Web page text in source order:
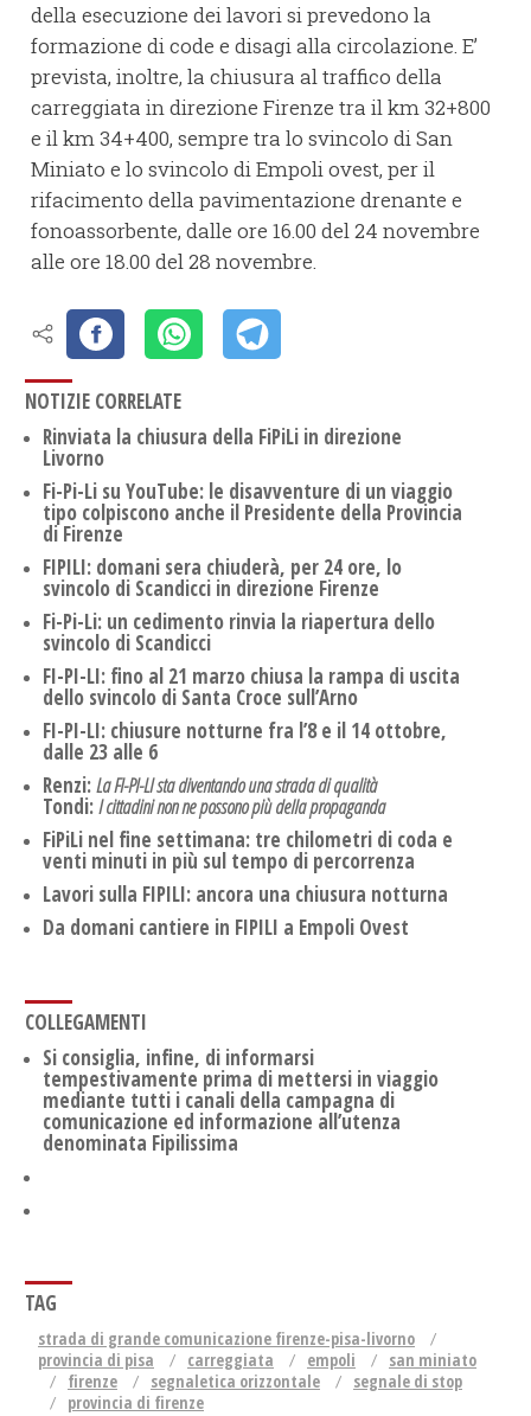
della esecuzione dei lavori si prevedono la
formazione di code e disagi alla circolazione. E’
prevista, inoltre, la chiusura al traffico della
carreggiata in direzione Firenze tra il km 32+800
e il km 34+400, sempre tra lo svincolo di San
Miniato e lo svincolo di Empoli ovest, per il
rifacimento della pavimentazione drenante e
fonoassorbente, dalle ore 16.00 del 24 novembre
alle ore 18.00 del 28 novembre.
NOTIZIE CORRELATE
Rinviata la chiusura della FiPiLi in direzione
Livorno
Fi-Pi-Li su YouTube: le disavventure di un viaggio
tipo colpiscono anche il Presidente della Provincia
di Firenze
FIPILI: domani sera chiuderà, per 24 ore, lo
svincolo di Scandicci in direzione Firenze
Fi-Pi-Li: un cedimento rinvia la riapertura dello
svincolo di Scandicci
FI-PI-LI: fino al 21 marzo chiusa la rampa di uscita
dello svincolo di Santa Croce sull’Arno
FI-PI-LI: chiusure notturne fra l’8 e il 14 ottobre,
dalle 23 alle 6
Renzi:La FI-PI-LI sta diventando una strada di qualità
Tondi:I cittadini non ne possono più della propaganda
FiPiLi nel fine settimana: tre chilometri di coda e
venti minuti in più sul tempo di percorrenza
Lavori sulla FIPILI: ancora una chiusura notturna
Da domani cantiere in FIPILI a Empoli Ovest
COLLEGAMENTI
Si consiglia, infine, di informarsi
tempestivamente prima di mettersi in viaggio
mediante tutti i canali della campagna di
comunicazione ed informazione all’utenza
denominata Fipilissima
TAG
strada di grande comunicazione firenze-pisa-livorno
provincia di pisa
carreggiata empoli
san miniato
firenze
segnaletica orizzontale
segnale di stop
provincia di firenze